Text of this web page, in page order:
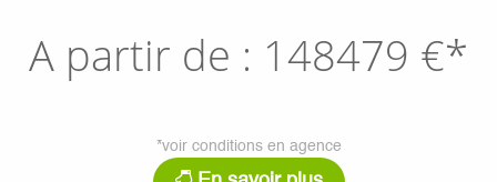
A partir de : 148479 €*
*voir conditions en agence